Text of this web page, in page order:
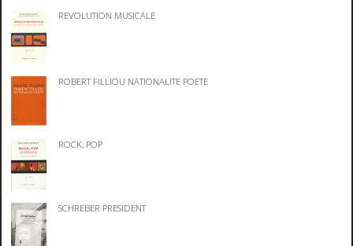
REVOLUTION MUSICALE
ROBERT FILLIOU NATIONALITE POETE
ROCK, POP
SCHREBER PRESIDENT